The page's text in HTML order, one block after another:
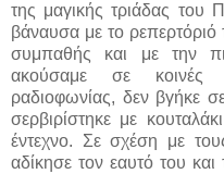
της μαγικής τριάδας του
βάναυσα με το
συμπαθής και με την
ακούσαμε σε κοινές
ραδιοφωνίας, δεν βγήκε
σερβιρίστηκε με
έντεχνο. Σε σχέση με
αδίκησε τον εαυτό του